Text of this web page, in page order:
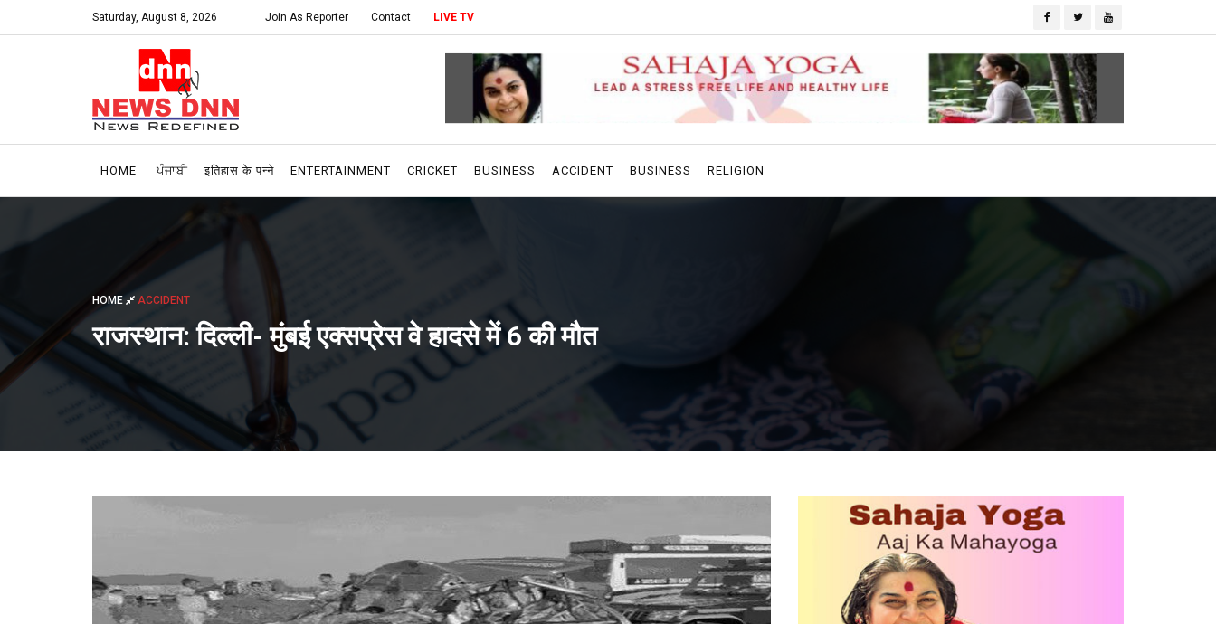
Saturday, August 8, 2026 Join As Reporter Contact LIVE TV
HOME ਪੰਜਾਬੀ इतिहास के पन्ने ENTERTAINMENT CRICKET BUSINESS ACCIDENT BUSINESS RELIGION
HOME ACCIDENT
राजस्थान: दिल्ली- मुंबई एक्सप्रेस वे हादसे में 6 की मौत